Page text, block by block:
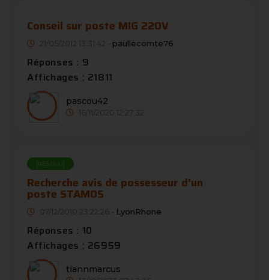
Conseil sur poste MIG 220V
21/05/2012 13:31:42 - paullecomte76
Réponses : 9
Affichages : 21811
pascou42
16/11/2020 12:27:32
[RÉSOLU]
Recherche avis de possesseur d'un
poste STAMOS
07/12/2010 23:22:26 - LyonRhone
Réponses : 10
Affichages : 26959
tiannmarcus